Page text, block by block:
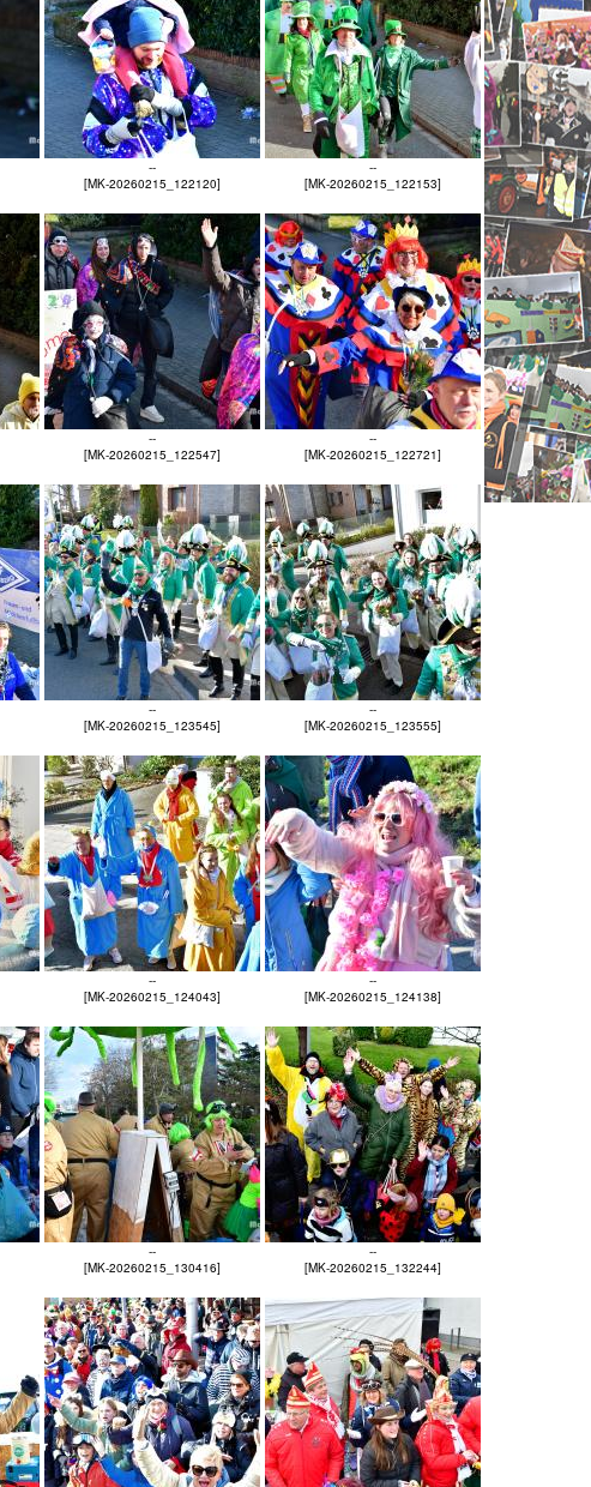
--
[MK-20260215_122120]
--
[MK-20260215_122153]
--
[MK-20260215_122547]
--
[MK-20260215_122721]
--
[MK-20260215_123545]
--
[MK-20260215_123555]
--
[MK-20260215_124043]
--
[MK-20260215_124138]
--
[MK-20260215_130416]
--
[MK-20260215_132244]